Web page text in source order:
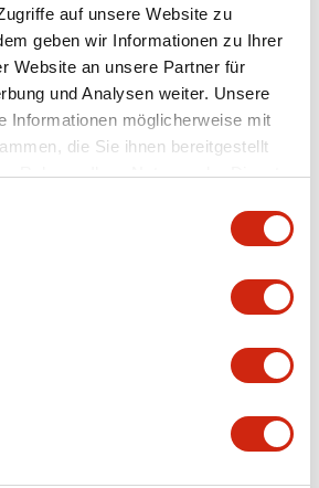
auf unsere Website zu
geben wir Informationen zu Ihrer
Website an unsere Partner für
und Analysen weiter. Unsere
Informationen möglicherweise mit
die Sie ihnen bereitgestellt
Rahmen Ihrer Nutzung der Dienste
Alle erweitern
Specifications
Dateien